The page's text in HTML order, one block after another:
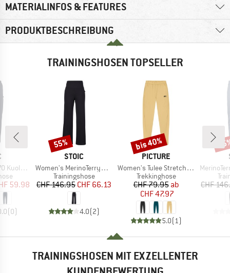
MATERIALINFOS & FEATURES
PRODUKTBESCHREIBUNG
TRAININGSHOSEN TOPSELLER
Pants
Preis
59.98
(0)
MARKE
STOIC
Artikel
Women's MerinoTerry250 BaraSt. Wide Pants
Produktgruppe
Trainingshose
Preis
CHF 146.95reduzierter Preis
CHF 66.13
4.0(2)
Rabatt
55%
MARKE
PICTURE
Artikel
Women's Tulee Stretch Pants
Produktgruppe
Trekkinghose
Preis
CHF 79.95reduzierter Preis
ab
CHF 47.97
5.0(1 )
Rabatt
bis 40%
Artikel
CHF
TRAININGSHOSEN MIT EXZELLENTER